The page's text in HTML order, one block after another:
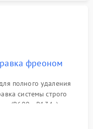
фреоном
полного удаления
системы строго
(R600a, R134a) по
давления в системе.